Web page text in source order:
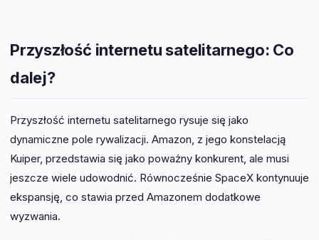
Przyszłość internetu satelitarnego: Co
dalej?
Przyszłość internetu satelitarnego rysuje się jako
dynamiczne pole rywalizacji. Amazon, z jego konstelacją
Kuiper, przedstawia się jako poważny konkurent, ale musi
jeszcze wiele udowodnić. Równocześnie SpaceX kontynuuje
ekspansję, co stawia przed Amazonem dodatkowe
wyzwania.